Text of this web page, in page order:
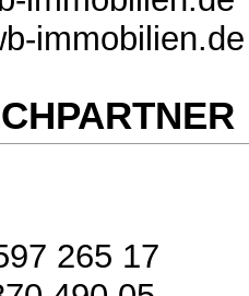
immobilien.de
265 17